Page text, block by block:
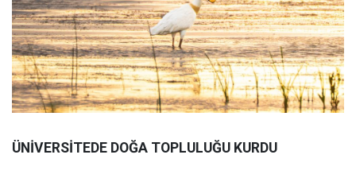
ÜNİVERSİTEDE DOĞA TOPLULUĞU KURDU